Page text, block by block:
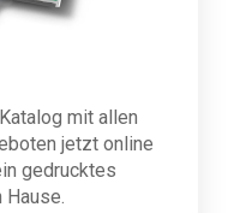
mit allen
jetzt online
gedrucktes
Hause.